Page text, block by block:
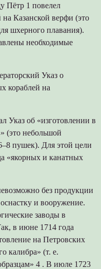
Пётр 1 повелел
Казанской верфи (это
шхерного плавания).
необходимые
Указ о
кораблей на
Указ об «изготовлении в
(это небольшой
пушек). Для этой цели
«якорных и канатных
без продукции
и вооружение.
заводы в
в июне 1714 года
на Петровских
калибра» (т. е.
4 . В июле 1723